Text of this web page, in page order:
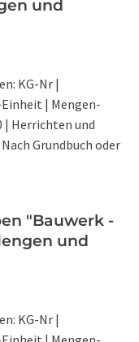
und
KG-Nr |
| Mengen-
| Herrichten und
Grundbuch oder
"Bauwerk -
und
KG-Nr |